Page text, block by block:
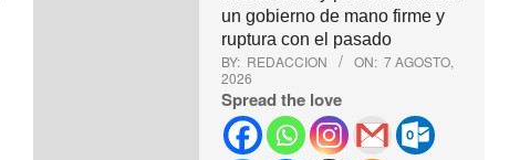
un gobierno de mano firme y
ruptura con el pasado
BY: REDACCION ON: 7 AGOSTO,
2026
Spread the love